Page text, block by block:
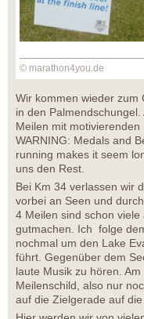
© marathon4you.de
Wir kommen wieder zum
in den
Meilen mit motivierenden
WARNING: Medals and
running makes it seem
uns den Rest.
Bei Km 34 verlassen wir
vorbei an Seen und
4 Meilen sind schon
gutmachen. Ich folge
nochmal um den Lake
führt. Gegenüber dem
laute Musik zu hören.
Meilenschild, also nur
auf die Zielgerade auf die